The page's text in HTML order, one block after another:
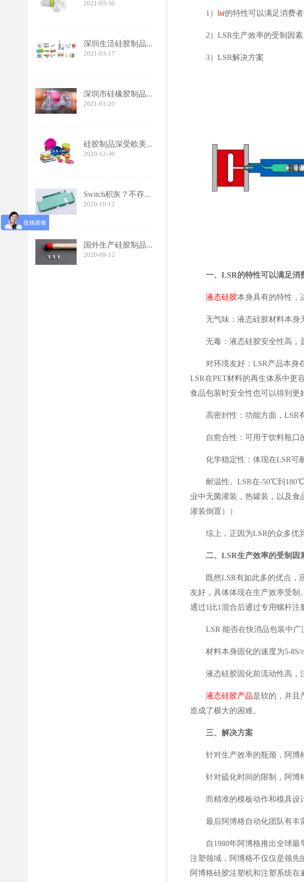
1） lsr的特性可以满足消费
2）LSR生产效率的受制因素
3）LSR解决方案
一、LSR的特性可以满足消
液态硅胶本身具有的特性，
无气味：液态硅胶材料本身
无毒：液态硅胶安全性高，
对环境友好：LSR产品本身
LSR在PET材料的再生体系中更
食品包装时安全性也可以得到更
高密封性：功能方面，LSR
自愈合性：可用于饮料瓶口
化学稳定性：体现在LSR可
耐温性。LSR在-50℃到
业中无菌灌装，热罐装，以及食
灌装倒置））
综上，正因为LSR的众多优
二、LSR生产效率的受制因
既然LSR有如此多的优点，
友好，具体体现在生产效率受制
通过1比1混合后通过专用螺杆注
LSR 能否在快消品包装中
材料本身固化的速度为5-8S/
液态硅胶固化前流动性高，
液态硅胶产品是软的，并且
造成了极大的困难。
三、解决方案
针对生产效率的瓶颈，阿博
针对硫化时间的限制，阿博
而精准的模板动作和模具设
最后阿博格自动化团队有丰
自1980年阿博格推出全球
注塑领域，阿博格不仅仅是领先
阿博格硅胶注塑机和注塑系统
2021-05-30
深圳生活硅胶制品...
2021-03-17
深圳市硅橡胶制品...
2021-01-20
硅胶制品深受欧美...
2020-12-30
Switch积灰？不存...
2020-10-12
国外生产硅胶制品...
2020-09-12